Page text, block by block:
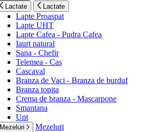
Lactate Lactate
Lapte Proaspat
Lapte UHT
Lapte Cafea - Pudra Cafea
Iaurt natural
Sana - Chefir
Telemea - Cas
Cascaval
Branza de Vaci - Branza de burduf
Branza topita
Crema de branza - Mascarpone
Smantana
Unt
Mezeluri Mezeluri